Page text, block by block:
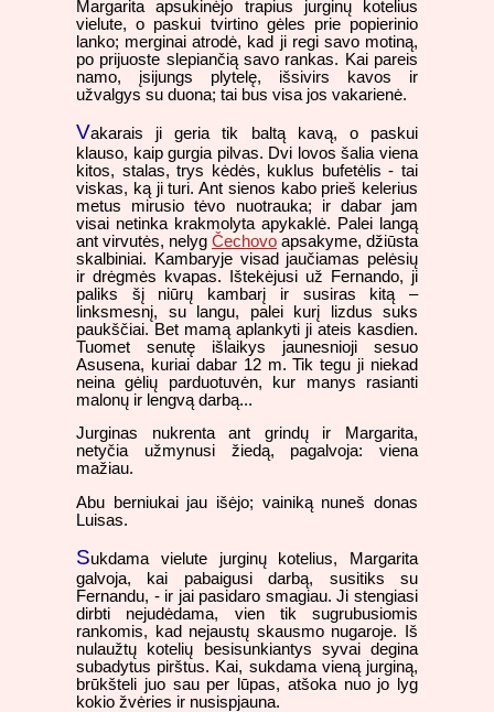
Margarita apsukinėjo trapius jurginų kotelius
vielute, o paskui tvirtino gėles prie popierinio
lanko; merginai atrodė, kad ji regi savo motiną,
po prijuoste slepiančią savo rankas. Kai pareis
namo, įsijungs plytelę, išsivirs kavos ir
užvalgys su duona; tai bus visa jos vakarienė.
Vakarais ji geria tik baltą kavą, o paskui
klauso, kaip gurgia pilvas. Dvi lovos šalia viena
kitos, stalas, trys kėdės, kuklus bufetėlis - tai
viskas, ką ji turi. Ant sienos kabo prieš kelerius
metus mirusio tėvo nuotrauka; ir dabar jam
visai netinka krakmolyta apykaklė. Palei langą
ant virvutės, nelyg Čechovo apsakyme, džiūsta
skalbiniai. Kambaryje visad jaučiamas pelėsių
ir drėgmės kvapas. Ištekėjusi už Fernando, ji
paliks šį niūrų kambarį ir susiras kitą –
linksmesnį, su langu, palei kurį lizdus suks
paukščiai. Bet mamą aplankyti ji ateis kasdien.
Tuomet senutę išlaikys jaunesnioji sesuo
Asusena, kuriai dabar 12 m. Tik tegu ji niekad
neina gėlių parduotuvėn, kur manys rasianti
malonų ir lengvą darbą...
Jurginas nukrenta ant grindų ir Margarita,
netyčia užmynusi žiedą, pagalvoja: viena
mažiau.
Abu berniukai jau išėjo; vainiką nuneš donas
Luisas.
Sukdama vielute jurginų kotelius, Margarita
galvoja, kai pabaigusi darbą, susitiks su
Fernandu, - ir jai pasidaro smagiau. Ji stengiasi
dirbti nejudėdama, vien tik sugrubusiomis
rankomis, kad nejaustų skausmo nugaroje. Iš
nulaužtų kotelių besisunkiantys syvai degina
subadytus pirštus. Kai, sukdama vieną jurginą,
brūkšteli juo sau per lūpas, atšoka nuo jo lyg
kokio žvėries ir nusispjauna.